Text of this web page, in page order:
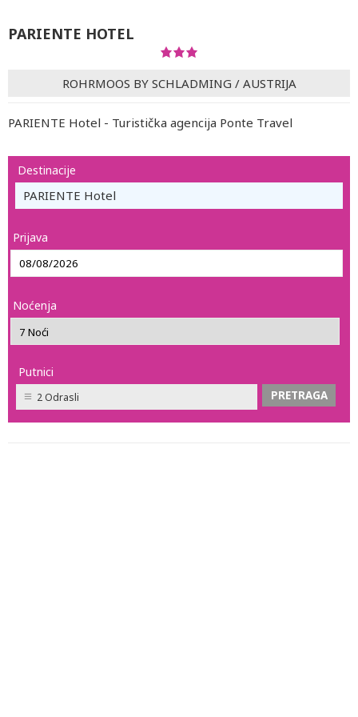
PARIENTE HOTEL
ROHRMOOS BY SCHLADMING / AUSTRIJA
PARIENTE Hotel - Turistička agencija Ponte Travel
Destinacije
PARIENTE Hotel
Prijava
Noćenja
Putnici
2 Odrasli